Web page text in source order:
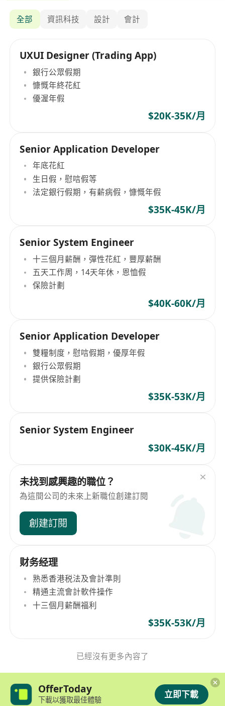
全部 資訊科技 設計 會計
UXUI Designer (Trading App)
銀行公眾假期
慷慨年終花紅
優渥年假
$20K-35K/月
Senior Application Developer
年底花紅
生日假，慰唁假等
法定銀行假期，有薪病假，慷慨年假
$35K-45K/月
Senior System Engineer
十三個月薪酬，彈性花紅，豐厚薪酬
五天工作周，14天年休，恩恤假
保險計劃
$40K-60K/月
Senior Application Developer
雙糧制度，慰唁假期，優厚年假
銀行公眾假期
提供保險計劃
$35K-53K/月
Senior System Engineer
$30K-45K/月
未找到感興趣的職位？
為這間公司的未來上新職位創建訂閱
創建訂閱
财务经理
熟悉香港税法及會計準則
精通主流會計軟件操作
十三個月薪酬福利
$35K-53K/月
已經沒有更多內容了
OfferToday
下載以獲取最佳體驗 立即下載